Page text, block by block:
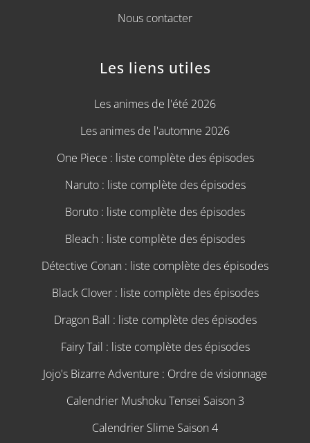
Nous contacter
Les liens utiles
Les animes de l'été 2026
Les animes de l'automne 2026
One Piece : liste complète des épisodes
Naruto : liste complète des épisodes
Boruto : liste complète des épisodes
Bleach : liste complète des épisodes
Détective Conan : liste complète des épisodes
Black Clover : liste complète des épisodes
Dragon Ball : liste complète des épisodes
Fairy Tail : liste complète des épisodes
Jojo's Bizarre Adventure : Ordre de visionnage
Calendrier Mushoku Tensei Saison 3
Calendrier Slime Saison 4